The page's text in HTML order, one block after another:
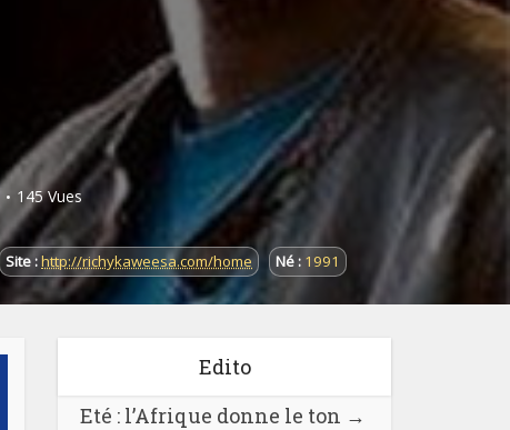
145 Vues
Site :http://richykaweesa.com/home Né : 1991
Edito
Eté : l’Afrique donne le ton →